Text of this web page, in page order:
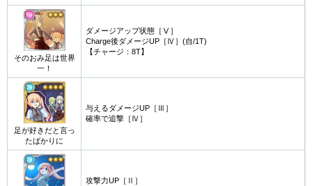
そのおみ足は世界
一！
ダメージアップ状態［Ⅴ］
Charge後ダメージUP［Ⅳ］(自/1T)
【チャージ：8T】
足が好きだと言っ
たばかりに
与えるダメージUP［Ⅲ］
確率で追撃［Ⅳ］
攻撃力UP［Ⅱ］